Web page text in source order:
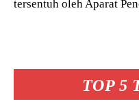
TOP 5
tersentuh oleh Aparat